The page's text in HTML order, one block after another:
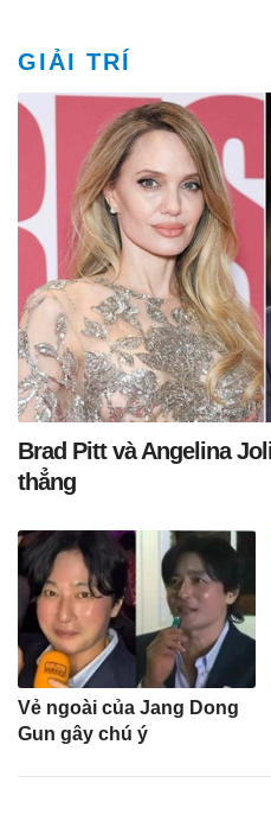
GIẢI TRÍ
Brad Pitt và Angelina
thẳng
Vẻ ngoài của Jang Dong
Gun gây chú ý